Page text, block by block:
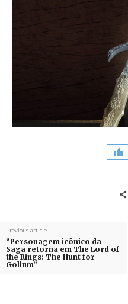
Previous article
“Personagem icônico da
Saga retorna em The Lord of
the Rings: The Hunt for
Gollum”